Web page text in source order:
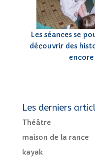
Les séances se
découvrir des
Les derniers
Théâtre
maison de la rance
kayak